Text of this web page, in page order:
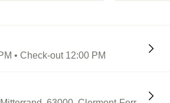
• Check-out 12:00 PM